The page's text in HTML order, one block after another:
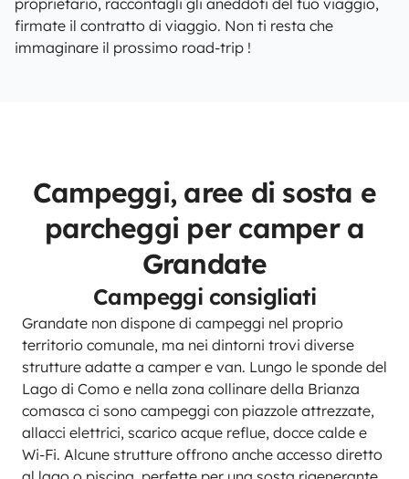
proprietario, raccontagli gli aneddoti del tuo viaggio,
firmate il contratto di viaggio. Non ti resta che
immaginare il prossimo road-trip !
Campeggi, aree di sosta e
parcheggi per camper a
Grandate
Campeggi consigliati
Grandate non dispone di campeggi nel proprio
territorio comunale, ma nei dintorni trovi diverse
strutture adatte a camper e van. Lungo le sponde del
Lago di Como e nella zona collinare della Brianza
comasca ci sono campeggi con piazzole attrezzate,
allacci elettrici, scarico acque reflue, docce calde e
Wi-Fi. Alcune strutture offrono anche accesso diretto